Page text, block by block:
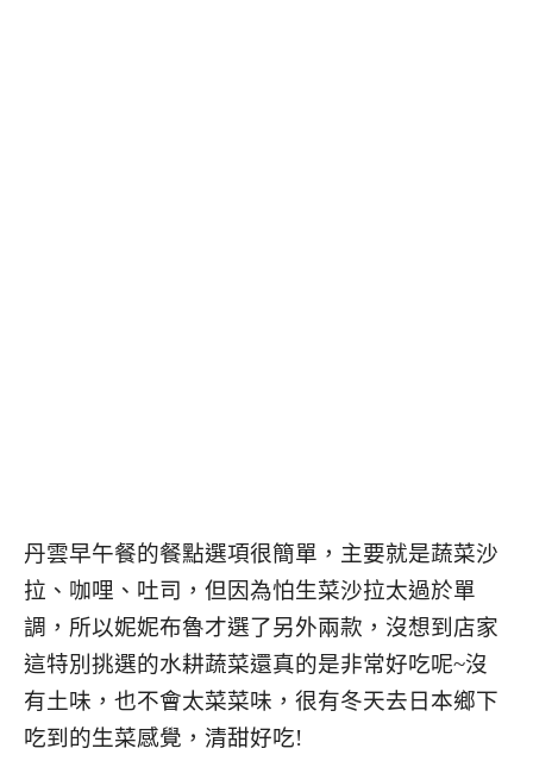
丹雲早午餐的餐點選項很簡單，主要就是蔬菜沙
拉、咖哩、吐司，但因為怕生菜沙拉太過於單
調，所以妮妮布魯才選了另外兩款，沒想到店家
這特別挑選的水耕蔬菜還真的是非常好吃呢~沒
有土味，也不會太菜菜味，很有冬天去日本鄉下
吃到的生菜感覺，清甜好吃!